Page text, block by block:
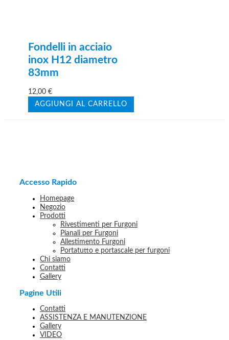
Fondelli in acciaio
inox H12 diametro
83mm
12,00€
AGGIUNGI AL CARRELLO
Accesso Rapido
Homepage
Negozio
Prodotti
Rivestimenti per Furgoni
Pianali per Furgoni
Allestimento Furgoni
Portatutto e portascale per furgoni
Chi siamo
Contatti
Gallery
Pagine Utili
Contatti
ASSISTENZA E MANUTENZIONE
Gallery
VIDEO